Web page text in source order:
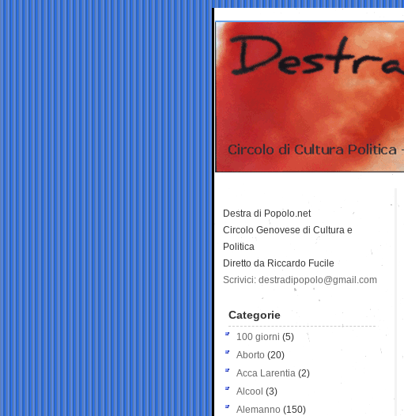
Destra di Popolo.net
Circolo Genovese di Cultura e
Politica
Diretto da Riccardo Fucile
Scrivici: destradipopolo@gmail.com
Categorie
100 giorni (5)
Aborto (20)
Acca Larentia (2)
Alcool (3)
Alemanno (150)